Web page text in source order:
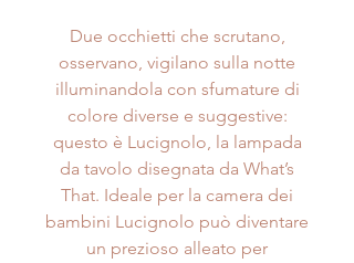
Due occhietti che scrutano,
osservano, vigilano sulla notte
illuminandola con sfumature di
colore diverse e suggestive:
questo è Lucignolo, la lampada
da tavolo disegnata da What’s
That. Ideale per la camera dei
bambini Lucignolo può diventare
un prezioso alleato per